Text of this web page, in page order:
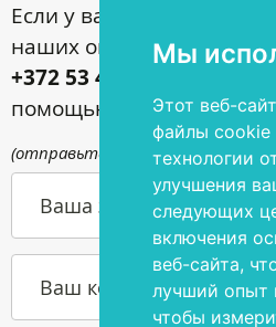
Мы
Этот веб-
файлы cookie
технологии
улучшения
следующих
включения
веб-сайта,
лучший опыт
чтобы
Если у вас имеются
наших операций,
+372 53 44 35 33
или
помощью контактной
(отправьте письмо по адресу
Ваша э-почта
Ваш контактный номер